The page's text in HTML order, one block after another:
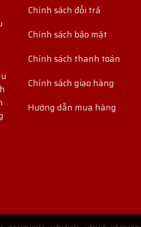
Chính sách đổi trả
Chính sách bảo mật
Chính sách thanh toán
Chính sách giao hàng
Hướng dẫn mua hàng